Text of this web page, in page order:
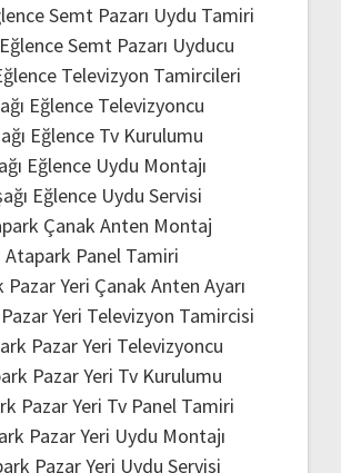
Semt Pazarı Uydu Tamiri
Semt Pazarı Uyducu
Televizyon Tamircileri
Eğlence Televizyoncu
Eğlence Tv Kurulumu
Eğlence Uydu Montajı
Eğlence Uydu Servisi
Çanak Anten Montaj
Atapark Panel Tamiri
Yeri Çanak Anten Ayarı
Yeri Televizyon Tamircisi
Pazar Yeri Televizyoncu
Pazar Yeri Tv Kurulumu
Pazar Yeri Tv Panel Tamiri
Pazar Yeri Uydu Montajı
Pazar Yeri Uydu Servisi